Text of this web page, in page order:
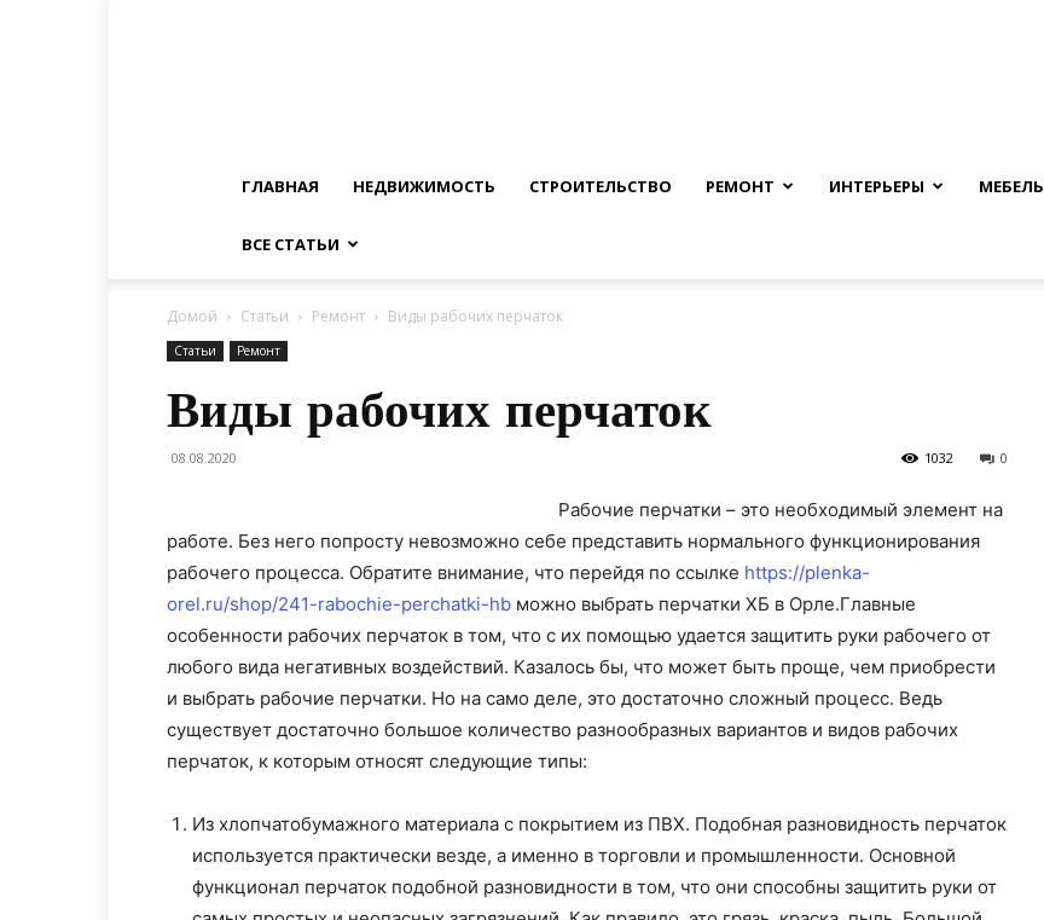
ГЛАВНАЯ НЕДВИЖИМОСТЬ СТРОИТЕЛЬСТВО РЕМОНТ ИНТЕРЬЕРЫ МЕБЕЛЬ
ВСЕ СТАТЬИ
Домой Статьи Ремонт Виды рабочих перчаток
Статьи Ремонт
Виды рабочих перчаток
08.08.2020 0
1032
Рабочие перчатки – это необходимый элемент на
работе. Без него попросту невозможно себе представить нормального функционирования
рабочего процесса. Обратите внимание, что перейдя по ссылке https://plenka-
orel.ru/shop/241-rabochie-perchatki-hb можно выбрать перчатки ХБ в Орле.Главные
особенности рабочих перчаток в том, что с их помощью удается защитить руки рабочего от
любого вида негативных воздействий. Казалось бы, что может быть проще, чем приобрести
и выбрать рабочие перчатки. Но на само деле, это достаточно сложный процесс. Ведь
существует достаточно большое количество разнообразных вариантов и видов рабочих
перчаток, к которым относят следующие типы:
Из хлопчатобумажного материала с покрытием из ПВХ. Подобная разновидность перчаток
используется практически везде, а именно в торговли и промышленности. Основной
функционал перчаток подобной разновидности в том, что они способны защитить руки от